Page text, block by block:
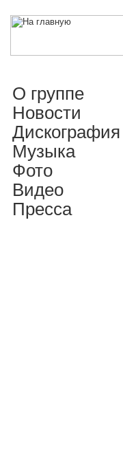
О группе
Новости
Дискография
Музыка
Фото
Видео
Пресса